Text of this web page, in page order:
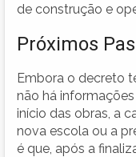
de construção e
Próximos
Embora o decreto
não há
início das obras, a
nova escola ou a
é que, após a